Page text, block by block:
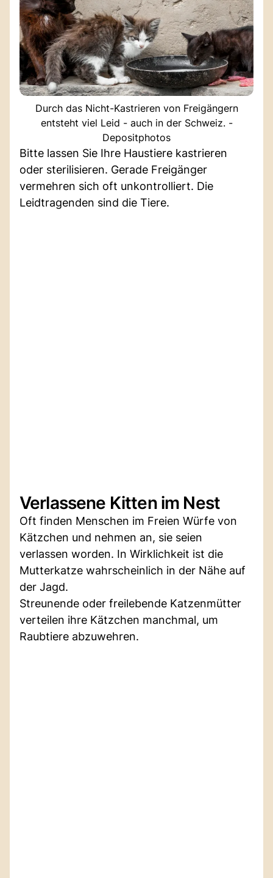
Durch das Nicht-Kastrieren von Freigängern
entsteht viel Leid - auch in der Schweiz. -
Depositphotos
Bitte lassen Sie Ihre Haustiere kastrieren
oder sterilisieren. Gerade Freigänger
vermehren sich oft unkontrolliert. Die
Leidtragenden sind die Tiere.
Verlassene Kitten im Nest
Oft finden Menschen im Freien Würfe von
Kätzchen und nehmen an, sie seien
verlassen worden. In Wirklichkeit ist die
Mutterkatze wahrscheinlich in der Nähe auf
der Jagd.
Streunende oder freilebende Katzenmütter
verteilen ihre Kätzchen manchmal, um
Raubtiere abzuwehren.